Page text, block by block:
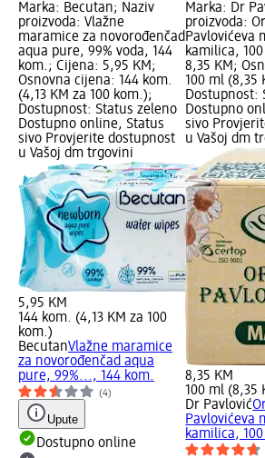
Marka: Becutan; Naziv
proizvoda: Vlažne
maramice za novorođenčad
aqua pure, 99% voda, 144
kom.; Cijena: 5,95 KM;
Osnovna cijena: 144 kom.
(4,13 KM za 100 kom.);
Dostupnost: Status zeleno
Dostupno online, Status
sivo Provjerite dostupnost
u Vašoj dm trgovini
5,95 KM
144 kom. (4,13 KM za 100
kom.)
BecutanVlažne maramice
za novorođenčad aqua
pure, 99%..., 144 kom.
(4)
Upute
Dostupno online
Marka: Dr
proizvoda:
Pavlovićeva
kamilica,
8,35 KM;
100 ml (8,35
Dostupnost:
Dostupno
sivo
u Vašoj dm
8,35 KM
100 ml (8,35
Dr Pavlović
Pavlovićeva
kamilica,